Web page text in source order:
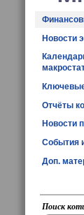
Новости
Отчёты
Новости
События
Доп.
Поиск